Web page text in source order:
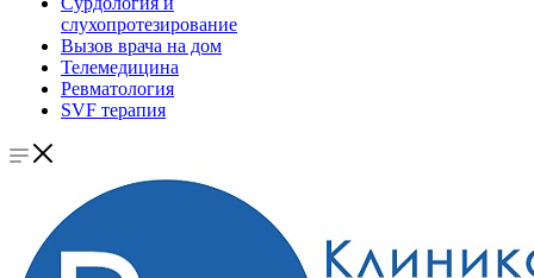
слухопротезирование
Вызов врача на дом
Телемедицина
Ревматология
SVF терапия